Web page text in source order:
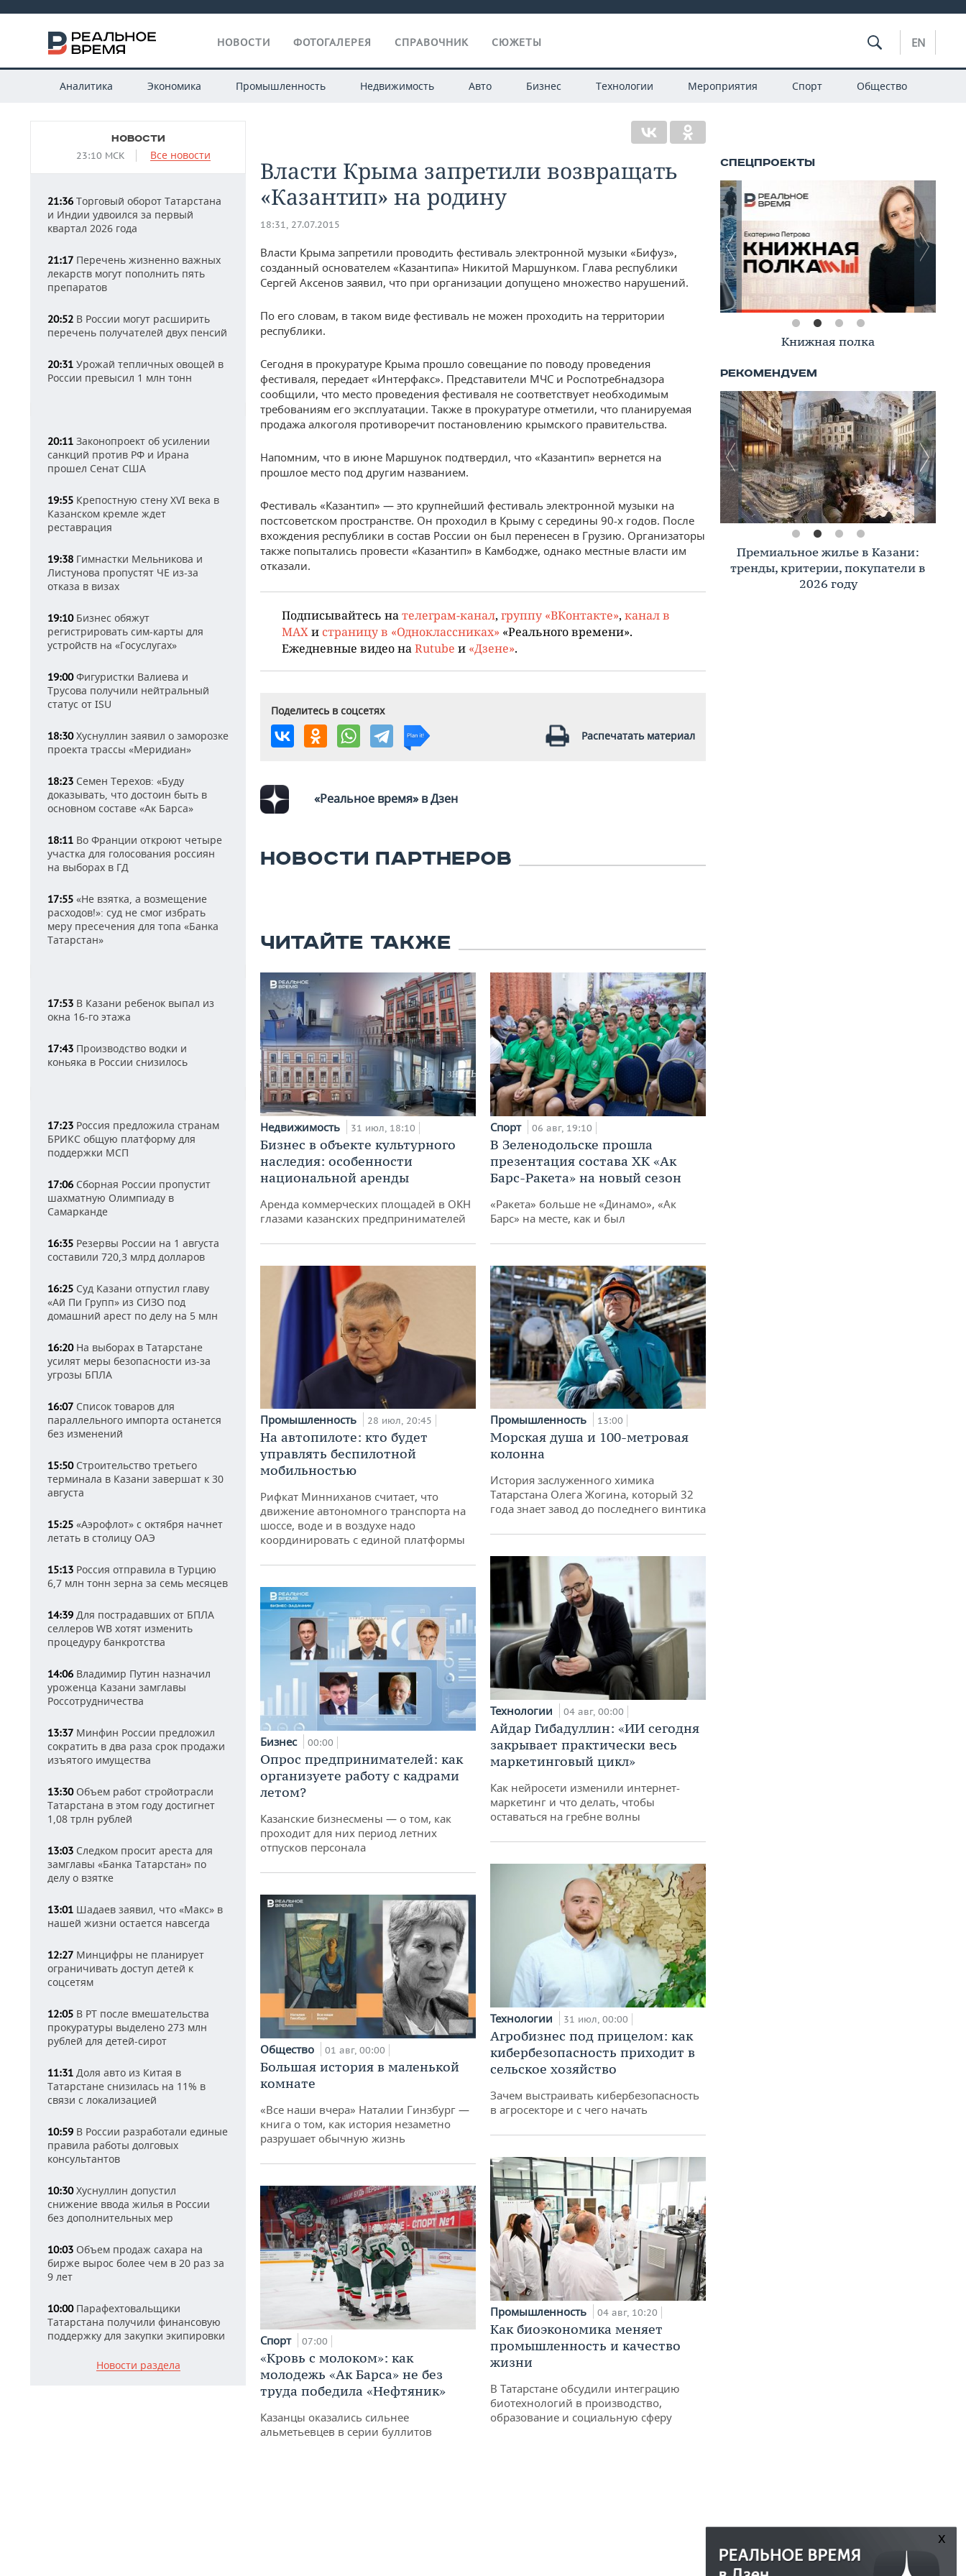
НОВОСТИ ФОТОГАЛЕРЕЯ СПРАВОЧНИК СЮЖЕТЫ EN
Аналитика Экономика Промышленность Недвижимость Авто Бизнес Технологии Мероприятия Спорт Общество
НОВОСТИ
23:10 МСК Все новости
21:36 Торговый оборот Татарстана
и Индии удвоился за первый
квартал 2026 года
21:17 Перечень жизненно важных
лекарств могут пополнить пять
препаратов
20:52 В России могут расширить
перечень получателей двух пенсий
20:31 Урожай тепличных овощей в
России превысил 1 млн тонн
20:11 Законопроект об усилении
санкций против РФ и Ирана
прошел Сенат США
19:55 Крепостную стену XVI века в
Казанском кремле ждет
реставрация
19:38 Гимнастки Мельникова и
Листунова пропустят ЧЕ из-за
отказа в визах
19:10Бизнес обяжут
регистрировать сим-карты для
устройств на «Госуслугах»
19:00Фигуристки Валиева и
Трусова получили нейтральный
статус от ISU
18:30Хуснуллин заявил о заморозке
проекта трассы «Меридиан»
18:23 Семен Терехов: «Буду
доказывать, что достоин быть в
основном составе «Ак Барса»
18:11 Во Франции откроют четыре
участка для голосования россиян
на выборах в ГД
17:55 «Не взятка, а возмещение
расходов!»: суд не смог избрать
меру пресечения для топа «Банка
Татарстан»
17:53 В Казани ребенок выпал из
окна 16-го этажа
17:43 Производство водки и
коньяка в России снизилось
17:23 Россия предложила странам
БРИКС общую платформу для
поддержки МСП
17:06 Сборная России пропустит
шахматную Олимпиаду в
Самарканде
16:35 Резервы России на 1 августа
составили 720,3 млрд долларов
16:25 Суд Казани отпустил главу
«Ай Пи Групп» из СИЗО под
домашний арест по делу на 5 млн
16:20На выборах в Татарстане
усилят меры безопасности из-за
угрозы БПЛА
16:07 Список товаров для
параллельного импорта останется
без изменений
15:50Строительство третьего
терминала в Казани завершат к 30
августа
15:25 «Аэрофлот» с октября начнет
летать в столицу ОАЭ
15:13 Россия отправила в Турцию
6,7 млн тонн зерна за семь месяцев
14:39 Для пострадавших от БПЛА
селлеров WB хотят изменить
процедуру банкротства
14:06 Владимир Путин назначил
уроженца Казани замглавы
Россотрудничества
13:37 Минфин России предложил
сократить в два раза срок продажи
изъятого имущества
13:30Объем работ стройотрасли
Татарстана в этом году достигнет
1,08 трлн рублей
13:03 Следком просит ареста для
замглавы «Банка Татарстан» по
делу о взятке
13:01 Шадаев заявил, что «Макс» в
нашей жизни остается навсегда
12:27 Минцифры не планирует
ограничивать доступ детей к
соцсетям
12:05 В РТ после вмешательства
прокуратуры выделено 273 млн
рублей для детей-сирот
11:31 Доля авто из Китая в
Татарстане снизилась на 11% в
связи с локализацией
10:59 В России разработали единые
правила работы долговых
консультантов
10:30Хуснуллин допустил
снижение ввода жилья в России
без дополнительных мер
10:03 Объем продаж сахара на
бирже вырос более чем в 20 раз за
9 лет
10:00Парафехтовальщики
Татарстана получили финансовую
поддержку для закупки экипировки
Новости раздела
Власти Крыма запретили возвращать
«Казантип» на родину
18:31, 27.07.2015
Власти Крыма запретили проводить фестиваль электронной музыки «Бифуз»,
созданный основателем «Казантипа» Никитой Маршунком. Глава республики
Сергей Аксенов заявил, что при организации допущено множество нарушений.
По его словам, в таком виде фестиваль не можен проходить на территории
республики.
Сегодня в прокуратуре Крыма прошло совещание по поводу проведения
фестиваля, передает «Интерфакс». Представители МЧС и Роспотребнадзора
сообщили, что место проведения фестиваля не соответствует необходимым
требованиям его эксплуатации. Также в прокуратуре отметили, что планируемая
продажа алкоголя противоречит постановлению крымского правительства.
Напомним, что в июне Маршунок подтвердил, что «Казантип» вернется на
прошлое место под другим названием.
Фестиваль «Казантип» — это крупнейший фестиваль электронной музыки на
постсоветском пространстве. Он проходил в Крыму с середины 90-х годов. После
вхождения республики в состав России он был перенесен в Грузию. Организаторы
также попытались провести «Казантип» в Камбодже, однако местные власти им
отказали.
Подписывайтесь на телеграм-канал, группу «ВКонтакте», канал в
MAX и страницу в «Одноклассниках» «Реального времени».
Ежедневные видео на Rutube и «Дзене».
Поделитесь в соцсетях
Распечатать материал
«Реальное время» в Дзен
НОВОСТИ ПАРТНЕРОВ
ЧИТАЙТЕ ТАКЖЕ
Недвижимость 31 июл, 18:10
Бизнес в объекте культурного
наследия: особенности
национальной аренды
Аренда коммерческих площадей в ОКН
глазами казанских предпринимателей
Промышленность 28 июл, 20:45
На автопилоте: кто будет
управлять беспилотной
мобильностью
Рифкат Минниханов считает, что
движение автономного транспорта на
шоссе, воде и в воздухе надо
координировать с единой платформы
Бизнес 00:00
Опрос предпринимателей: как
организуете работу с кадрами
летом?
Казанские бизнесмены — о том, как
проходит для них период летних
отпусков персонала
Общество 01 авг, 00:00
Большая история в маленькой
комнате
«Все наши вчера» Наталии Гинзбург —
книга о том, как история незаметно
разрушает обычную жизнь
Спорт 07:00
«Кровь с молоком»: как
молодежь «Ак Барса» не без
труда победила «Нефтяник»
Казанцы оказались сильнее
альметьевцев в серии буллитов
Спорт 06 авг, 19:10
В Зеленодольске прошла
презентация состава ХК «Ак
Барс-Ракета» на новый сезон
«Ракета» больше не «Динамо», «Ак
Барс» на месте, как и был
Промышленность 13:00
Морская душа и 100-метровая
колонна
История заслуженного химика
Татарстана Олега Жогина, который 32
года знает завод до последнего винтика
Технологии 04 авг, 00:00
Айдар Гибадуллин: «ИИ сегодня
закрывает практически весь
маркетинговый цикл»
Как нейросети изменили интернет-
маркетинг и что делать, чтобы
оставаться на гребне волны
Технологии 31 июл, 00:00
Агробизнес под прицелом: как
кибербезопасность приходит в
сельское хозяйство
Зачем выстраивать кибербезопасность
в агросекторе и с чего начать
Промышленность 04 авг, 10:20
Как биоэкономика меняет
промышленность и качество
жизни
В Татарстане обсудили интеграцию
биотехнологий в производство,
образование и социальную сферу
Книжная полка
Премиальное жилье в Казани:
тренды, критерии, покупатели в
2026 году
x